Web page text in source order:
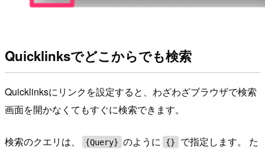
Quicklinksでどこからでも検索
Quicklinksにリンクを設定すると、わざわざブラウザで検索
画面を開かなくてもすぐに検索できます。
検索のクエリは、 {Query} のように {}
で指定します。 た